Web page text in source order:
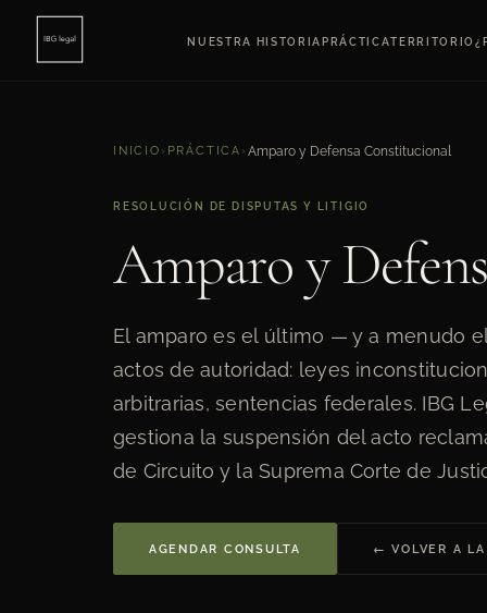
NUESTRA HISTORIAPRÁCTICATERRITORIO
INICIO › PRÁCTICA › Amparo y Defensa Constitucional
RESOLUCIÓN DE DISPUTAS Y LITIGIO
Amparo y
El amparo es el último — y a menudo
actos de autoridad: leyes
arbitrarias, sentencias federales. IBG
gestiona la suspensión del acto
de Circuito y la Suprema Corte de
AGENDAR CONSULTA ← VOLVER A LA